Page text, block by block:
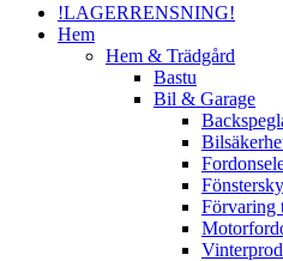
!LAGERRENSNING!
Hem
Hem & Trädgård
Bastu
Bil & Garage
Förvaring